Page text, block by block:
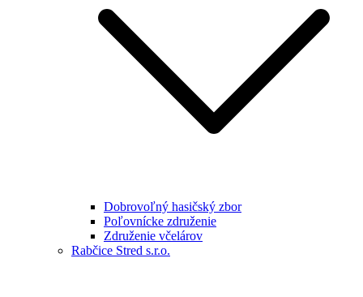
Dobrovoľný hasičský zbor
Poľovnícke združenie
Združenie včelárov
Rabčice Stred s.r.o.